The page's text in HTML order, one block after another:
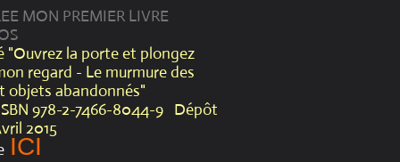
MON PREMIER LIVRE
"Ouvrez la porte et plongez
regard - Le murmure des
objets abandonnés"
978-2-7466-8044-9 Dépôt
2015
ICI